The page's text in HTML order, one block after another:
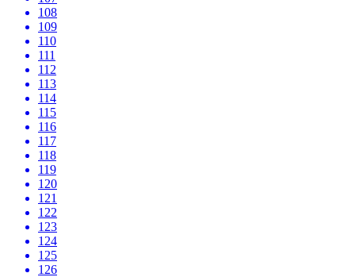
108
109
110
111
112
113
114
115
116
117
118
119
120
121
122
123
124
125
126